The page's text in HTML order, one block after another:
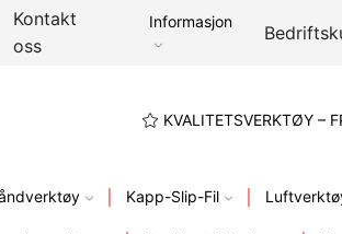
Kontakt
oss
Informasjon
KVALITETSVERKTØY –
Kapp-Slip-Fil